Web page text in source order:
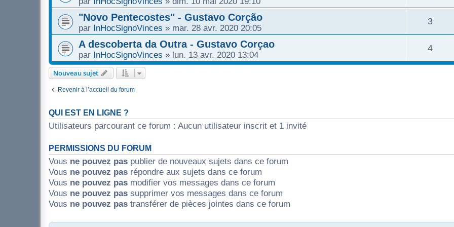
e
s
e
s
e
p
s
p
"Novo Pentecostes" - Gustavo Corção
par InHocSignoVinces » mar. 28 avr. 2020 20:05
3R
p
s
A descoberta da Outra - Gustavo Corçao
par InHocSignoVinces » lun. 13 avr. 2020 13:04
4R
é
Nouveau sujet
Revenir à l’accueil du forum
QUI EST EN LIGNE ?
Utilisateurs parcourant ce forum : Aucun utilisateur inscrit et 1 invité
PERMISSIONS DU FORUM
Vous ne pouvez pas publier de nouveaux sujets dans ce forum
Vous ne pouvez pas répondre aux sujets dans ce forum
Vous ne pouvez pas modifier vos messages dans ce forum
Vous ne pouvez pas supprimer vos messages dans ce forum
Vous ne pouvez pas transférer de pièces jointes dans ce forum